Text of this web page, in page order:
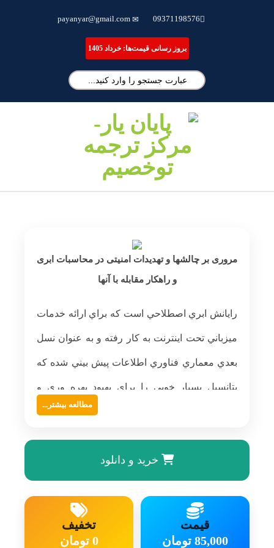
09371198576
payanyar@gmail.com
بروز رسانی قیمت‌ها: خرداد 1405
مروری بر چالشها و تهدیدات امنیتی در محاسبات ابری
و راهکار مقابله با آنها
رايانش ابري اصطلاحي است كه براي ارائه خدمات
ميزباني تحت اينترنت به كار رفته و به عنوان نسل
بعدي معماري فناوري اطلاعات پيش بيني شده كه
پتانسيل بسيار خوبي را براي بهبود بهره وري و
اطلاعات بر پايه كنترل هاي فيزيكي و منطقي
داده ها را به سمت مراكز داده بزرگ و مجازي سوق
داده است. در كنار مزاياي رايانش ابري، اين فناوري
مطالعه بیشتر...
خرید و دانلود
قیمت
85,000 تومان
تخفیف
0 تومان